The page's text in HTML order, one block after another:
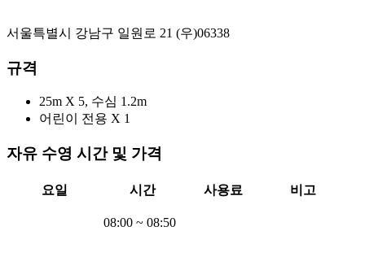
서울특별시 강남구 일원로 21 (우)06338
규격
25m X 5, 수심 1.2m
어린이 전용 X 1
자유 수영 시간 및 가격
요일 시간 사용료 비고
08:00 ~ 08:50